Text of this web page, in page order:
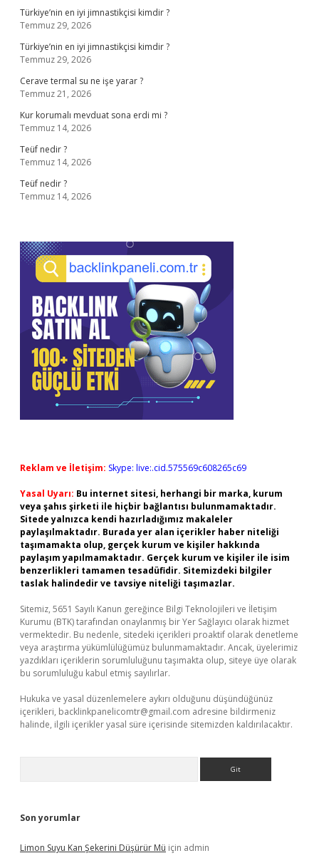
Türkiye’nin en iyi jimnastikçisi kimdir ?
Temmuz 29, 2026
Türkiye’nin en iyi jimnastikçisi kimdir ?
Temmuz 29, 2026
Cerave termal su ne işe yarar ?
Temmuz 21, 2026
Kur korumalı mevduat sona erdi mi ?
Temmuz 14, 2026
Teüf nedir ?
Temmuz 14, 2026
Teüf nedir ?
Temmuz 14, 2026
Reklam ve İletişim: Skype: live:.cid.575569c608265c69
Yasal Uyarı: Bu internet sitesi, herhangi bir marka, kurum
veya şahıs şirketi ile hiçbir bağlantısı bulunmamaktadır.
Sitede yalnızca kendi hazırladığımız makaleler
paylaşılmaktadır. Burada yer alan içerikler haber niteliği
taşımamakta olup, gerçek kurum ve kişiler hakkında
paylaşım yapılmamaktadır. Gerçek kurum ve kişiler ile isim
benzerlikleri tamamen tesadüfidir. Sitemizdeki bilgiler
taslak halindedir ve tavsiye niteliği taşımazlar.
Sitemiz, 5651 Sayılı Kanun gereğince Bilgi Teknolojileri ve İletişim
Kurumu (BTK) tarafından onaylanmış bir Yer Sağlayıcı olarak hizmet
vermektedir. Bu nedenle, sitedeki içerikleri proaktif olarak denetleme
veya araştırma yükümlülüğümüz bulunmamaktadır. Ancak, üyelerimiz
yazdıkları içeriklerin sorumluluğunu taşımakta olup, siteye üye olarak
bu sorumluluğu kabul etmiş sayılırlar.
Hukuka ve yasal düzenlemelere aykırı olduğunu düşündüğünüz
içerikleri, backlinkpanelicomtr@gmail.com adresine bildirmeniz
halinde, ilgili içerikler yasal süre içerisinde sitemizden kaldırılacaktır.
Son yorumlar
Limon Suyu Kan Şekerini Düşürür Mü için admin